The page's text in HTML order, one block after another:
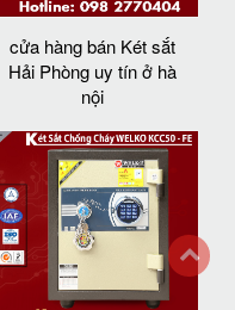
cửa hàng bán Két sắt
Hải Phòng uy tín ở hà
nội